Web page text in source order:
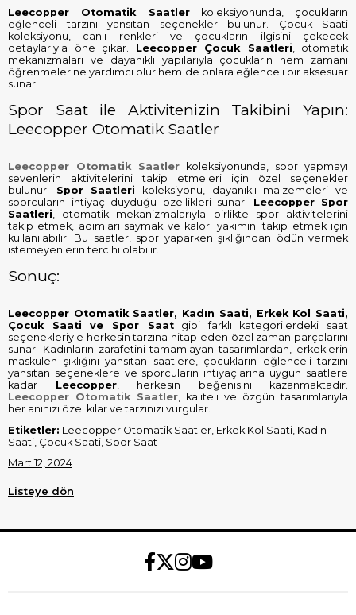
Leecopper Otomatik Saatlerkoleksiyonunda, çocukların
eğlenceli tarzını yansıtan seçenekler bulunur. Çocuk Saati
koleksiyonu, canlı renkleri ve çocukların ilgisini çekecek
detaylarıyla öne çıkar. Leecopper Çocuk Saatleri, otomatik
mekanizmaları ve dayanıklı yapılarıyla çocukların hem zamanı
öğrenmelerine yardımcı olur hem de onlara eğlenceli bir aksesuar
sunar.
Spor Saat ile Aktivitenizin Takibini Yapın:
Leecopper Otomatik Saatler
Leecopper Otomatik Saatler koleksiyonunda, spor yapmayı
sevenlerin aktivitelerini takip etmeleri için özel seçenekler
bulunur. Spor Saatleri koleksiyonu, dayanıklı malzemeleri ve
sporcuların ihtiyaç duyduğu özellikleri sunar. Leecopper Spor
Saatleri , otomatik mekanizmalarıyla birlikte spor aktivitelerini
takip etmek, adımları saymak ve kalori yakımını takip etmek için
kullanılabilir. Bu saatler, spor yaparken şıklığından ödün vermek
istemeyenlerin tercihi olabilir.
Sonuç:
Leecopper Otomatik Saatler, Kadın Saati, Erkek Kol Saati,
Çocuk Saati ve Spor Saatgibi farklı kategorilerdeki saat
seçenekleriyle herkesin tarzına hitap eden özel zaman parçalarını
sunar. Kadınların zarafetini tamamlayan tasarımlardan, erkeklerin
maskülen şıklığını yansıtan saatlere, çocukların eğlenceli tarzını
yansıtan seçeneklere ve sporcuların ihtiyaçlarına uygun saatlere
kadar Leecopper, herkesin beğenisini kazanmaktadır.
Leecopper Otomatik Saatler , kaliteli ve özgün tasarımlarıyla
her anınızı özel kılar ve tarzınızı vurgular.
Etiketler: Leecopper Otomatik Saatler, Erkek Kol Saati, Kadın
Saati, Çocuk Saati, Spor Saat
Mart 12, 2024
Listeye dön